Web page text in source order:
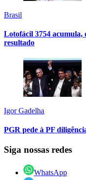
Brasil
Lotofácil 3754 acumula,
resultado
Igor Gadelha
PGR pede à PF
Siga nossas redes
WhatsApp